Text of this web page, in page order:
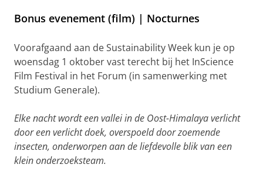
Bonus evenement (film) | Nocturnes
Voorafgaand aan de Sustainability Week kun je op
woensdag 1 oktober vast terecht bij het InScience
Film Festival in het Forum (in samenwerking met
Studium Generale).
Elke nacht wordt een vallei in de Oost-Himalaya verlicht
door een verlicht doek, overspoeld door zoemende
insecten, onderworpen aan de liefdevolle blik van een
klein onderzoeksteam.